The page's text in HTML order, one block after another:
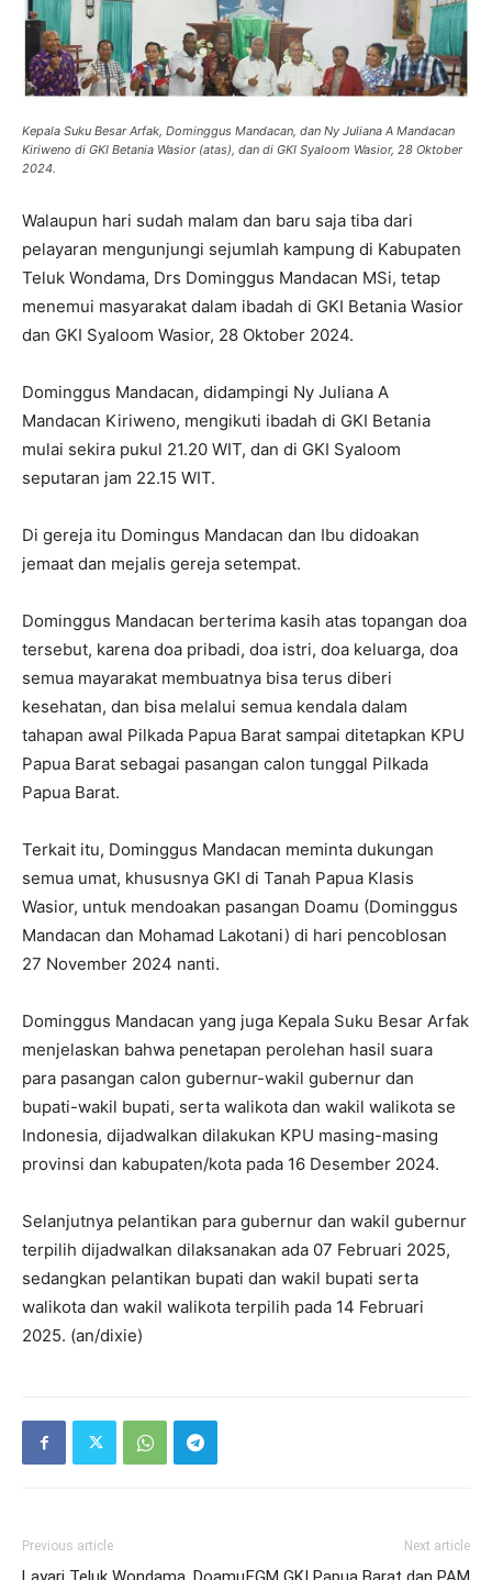
Kepala Suku Besar Arfak, Dominggus Mandacan, dan Ny Juliana A Mandacan
Kiriweno di GKI Betania Wasior (atas), dan di GKI Syaloom Wasior, 28 Oktober
2024.
Walaupun hari sudah malam dan baru saja tiba dari
pelayaran mengunjungi sejumlah kampung di Kabupaten
Teluk Wondama, Drs Dominggus Mandacan MSi, tetap
menemui masyarakat dalam ibadah di GKI Betania Wasior
dan GKI Syaloom Wasior, 28 Oktober 2024.
Dominggus Mandacan, didampingi Ny Juliana A
Mandacan Kiriweno, mengikuti ibadah di GKI Betania
mulai sekira pukul 21.20 WIT, dan di GKI Syaloom
seputaran jam 22.15 WIT.
Di gereja itu Domingus Mandacan dan Ibu didoakan
jemaat dan mejalis gereja setempat.
Dominggus Mandacan berterima kasih atas topangan doa
tersebut, karena doa pribadi, doa istri, doa keluarga, doa
semua mayarakat membuatnya bisa terus diberi
kesehatan, dan bisa melalui semua kendala dalam
tahapan awal Pilkada Papua Barat sampai ditetapkan KPU
Papua Barat sebagai pasangan calon tunggal Pilkada
Papua Barat.
Terkait itu, Dominggus Mandacan meminta dukungan
semua umat, khususnya GKI di Tanah Papua Klasis
Wasior, untuk mendoakan pasangan Doamu (Dominggus
Mandacan dan Mohamad Lakotani) di hari pencoblosan
27 November 2024 nanti.
Dominggus Mandacan yang juga Kepala Suku Besar Arfak
menjelaskan bahwa penetapan perolehan hasil suara
para pasangan calon gubernur-wakil gubernur dan
bupati-wakil bupati, serta walikota dan wakil walikota se
Indonesia, dijadwalkan dilakukan KPU masing-masing
provinsi dan kabupaten/kota pada 16 Desember 2024.
Selanjutnya pelantikan para gubernur dan wakil gubernur
terpilih dijadwalkan dilaksanakan ada 07 Februari 2025,
sedangkan pelantikan bupati dan wakil bupati serta
walikota dan wakil walikota terpilih pada 14 Februari
2025. (an/dixie)
Previous article Next article